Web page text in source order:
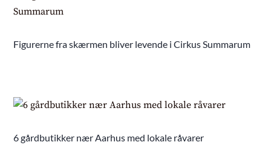
Figurerne fra skærmen bliver levende i Cirkus Summarum
6 gårdbutikker nær Aarhus med lokale råvarer